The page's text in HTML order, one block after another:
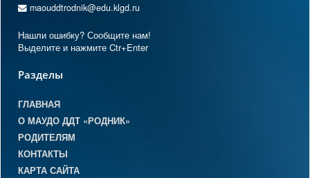
maouddtrodnik@edu.klgd.ru
Нашли ошибку? Сообщите нам!
Выделите и нажмите Ctr+Enter
Разделы
ГЛАВНАЯ
О МАУДО ДДТ «РОДНИК»
РОДИТЕЛЯМ
КОНТАКТЫ
КАРТА САЙТА